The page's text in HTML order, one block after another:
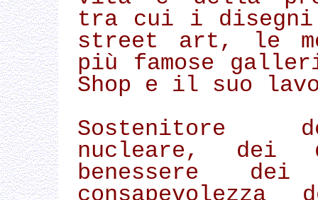
tra cui i disegni
street art, le
più famose
Shop e il suo
Sostenitore
nucleare,
benessere